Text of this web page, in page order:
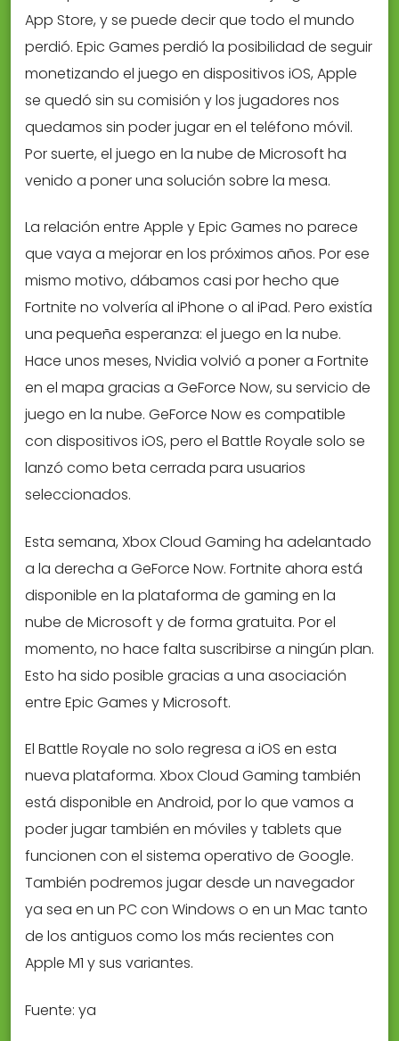
App Store, y se puede decir que todo el mundo
perdió. Epic Games perdió la posibilidad de seguir
monetizando el juego en dispositivos iOS, Apple
se quedó sin su comisión y los jugadores nos
quedamos sin poder jugar en el teléfono móvil.
Por suerte, el juego en la nube de Microsoft ha
venido a poner una solución sobre la mesa.
La relación entre Apple y Epic Games no parece
que vaya a mejorar en los próximos años. Por ese
mismo motivo, dábamos casi por hecho que
Fortnite no volvería al iPhone o al iPad. Pero existía
una pequeña esperanza: el juego en la nube.
Hace unos meses, Nvidia volvió a poner a Fortnite
en el mapa gracias a GeForce Now, su servicio de
juego en la nube. GeForce Now es compatible
con dispositivos iOS, pero el Battle Royale solo se
lanzó como beta cerrada para usuarios
seleccionados.
Esta semana, Xbox Cloud Gaming ha adelantado
a la derecha a GeForce Now. Fortnite ahora está
disponible en la plataforma de gaming en la
nube de Microsoft y de forma gratuita. Por el
momento, no hace falta suscribirse a ningún plan.
Esto ha sido posible gracias a una asociación
entre Epic Games y Microsoft.
El Battle Royale no solo regresa a iOS en esta
nueva plataforma. Xbox Cloud Gaming también
está disponible en Android, por lo que vamos a
poder jugar también en móviles y tablets que
funcionen con el sistema operativo de Google.
También podremos jugar desde un navegador
ya sea en un PC con Windows o en un Mac tanto
de los antiguos como los más recientes con
Apple M1 y sus variantes.
Fuente: ya